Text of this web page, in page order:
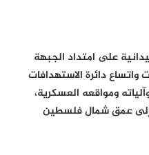
على امتداد الجبهة
دائرة الاستهدافات
ومواقعه العسكرية،
إلى عمق شمال فلسطين